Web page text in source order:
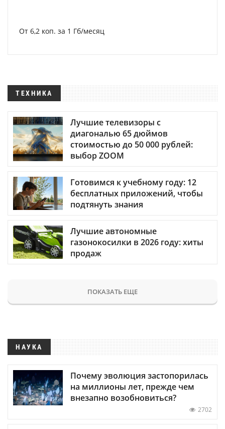
От 6,2 коп. за 1 Гб/месяц
ТЕХНИКА
Лучшие телевизоры с
диагональю 65 дюймов
стоимостью до 50 000 рублей:
выбор ZOOM
Готовимся к учебному году: 12
бесплатных приложений, чтобы
подтянуть знания
Лучшие автономные
газонокосилки в 2026 году: хиты
продаж
ПОКАЗАТЬ ЕЩЕ
НАУКА
Почему эволюция застопорилась
на миллионы лет, прежде чем
внезапно возобновиться?
2702